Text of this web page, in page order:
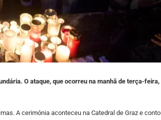
O ataque, que ocorreu na manhã de terça-feira,
A cerimónia aconteceu na Catedral de Graz e